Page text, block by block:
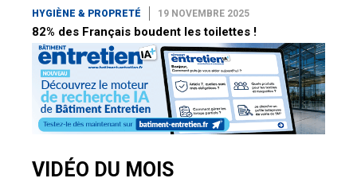
HYGIÈNE & PROPRETÉ 19 NOVEMBRE 2025
82% des Français boudent les toilettes !
VIDÉO DU MOIS